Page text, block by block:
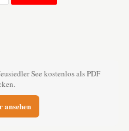
See kostenlos als PDF
ansehen